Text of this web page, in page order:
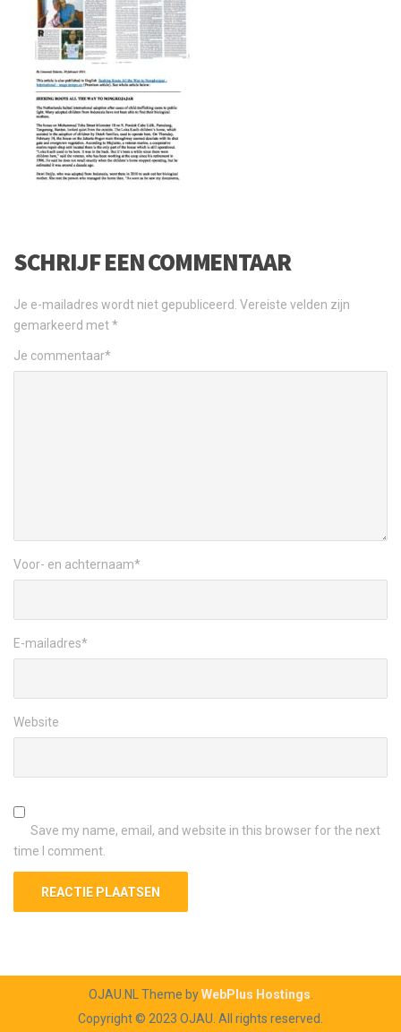
SCHRIJF EEN COMMENTAAR
Je e-mailadres wordt niet gepubliceerd. Vereiste velden zijn
gemarkeerd met*
Je commentaar*
Voor- en achternaam*
E-mailadres*
Website
Save my name, email, and website in this browser for the next
time I comment.
OJAU.NL Theme byWebPlus Hostings
Copyright © 2023 OJAU. All rights reserved.